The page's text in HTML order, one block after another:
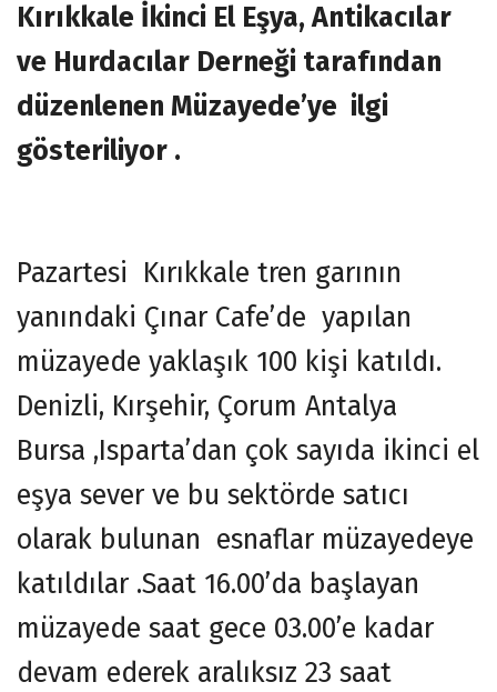
Kırıkkale İkinci El Eşya, Antikacılar
ve Hurdacılar Derneği tarafından
düzenlenen Müzayede’ye ilgi
gösteriliyor .
Pazartesi Kırıkkale tren garının
yanındaki Çınar Cafe’de yapılan
müzayede yaklaşık 100 kişi katıldı.
Denizli, Kırşehir, Çorum Antalya
Bursa ,Isparta’dan çok sayıda ikinci el
eşya sever ve bu sektörde satıcı
olarak bulunan esnaflar müzayedeye
katıldılar .Saat 16.00’da başlayan
müzayede saat gece 03.00’e kadar
devam ederek aralıksız 23 saat